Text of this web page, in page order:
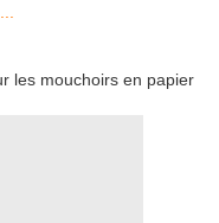
les mouchoirs en papier